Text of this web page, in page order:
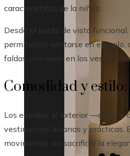
características de la niñez.
Desde el punto de vista
permitiendo sentarse en el suelo,
faldas con vuelo en los vestidos
Comodidad y
Los eventos al exterior —como ir
vestimentas livianas y prácticas.
movimiento sin sacrificar la